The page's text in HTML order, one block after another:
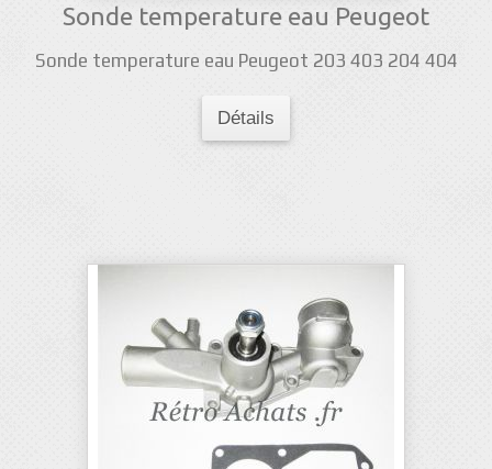
Sonde temperature eau Peugeot
Sonde temperature eau Peugeot 203 403 204 404
Détails